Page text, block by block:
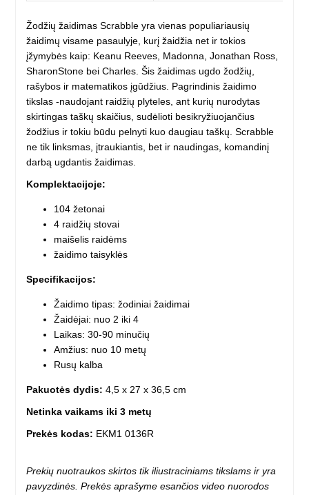
Žodžių žaidimas Scrabble yra vienas populiariausių
žaidimų visame pasaulyje, kurį žaidžia net ir tokios
įžymybės kaip: Keanu Reeves, Madonna, Jonathan Ross,
SharonStone bei Charles. Šis žaidimas ugdo žodžių,
rašybos ir matematikos įgūdžius. Pagrindinis žaidimo
tikslas -naudojant raidžių plyteles, ant kurių nurodytas
skirtingas taškų skaičius, sudėlioti besikryžiuojančius
žodžius ir tokiu būdu pelnyti kuo daugiau taškų. Scrabble
ne tik linksmas, įtraukiantis, bet ir naudingas, komandinį
darbą ugdantis žaidimas.
Komplektacijoje:
104 žetonai
4 raidžių stovai
maišelis raidėms
žaidimo taisyklės
Specifikacijos:
Žaidimo tipas: žodiniai žaidimai
Žaidėjai: nuo 2 iki 4
Laikas: 30-90 minučių
Amžius: nuo 10 metų
Rusų kalba
Pakuotės dydis: 4,5 x 27 x 36,5 cm
Netinka vaikams iki 3 metų
Prekės kodas: EKM1 0136R
Prekių nuotraukos skirtos tik iliustraciniams tikslams ir yra
pavyzdinės. Prekės aprašyme esančios video nuorodos